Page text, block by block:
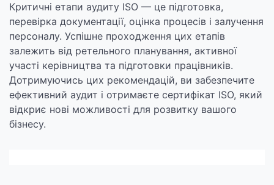
Критичні етапи аудиту ISO — це підготовка,
перевірка документації, оцінка процесів і залучення
персоналу. Успішне проходження цих етапів
залежить від ретельного планування, активної
участі керівництва та підготовки працівників.
Дотримуючись цих рекомендацій, ви забезпечите
ефективний аудит і отримаєте сертифікат ISO, який
відкриє нові можливості для розвитку вашого
бізнесу.